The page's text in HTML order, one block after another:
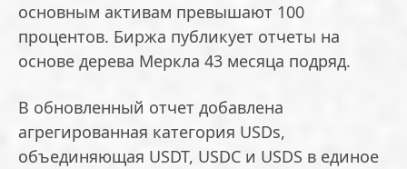
основным активам превышают 100
процентов. Биржа публикует отчеты на
основе дерева Меркла 43 месяца подряд.
В обновленный отчет добавлена
агрегированная категория USDs,
объединяющая USDT, USDC и USDS в единое